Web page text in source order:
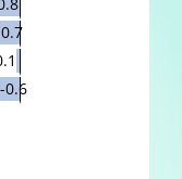
-0.6